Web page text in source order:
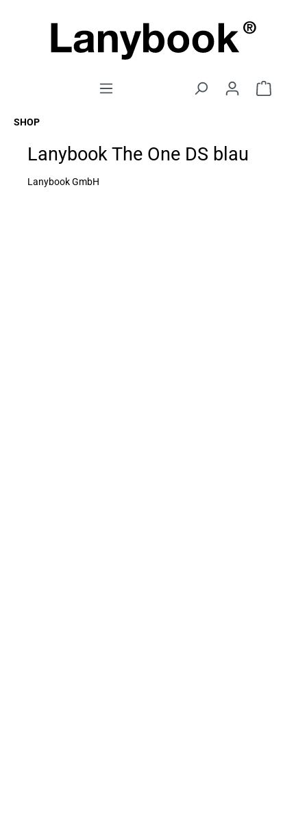
SHOP
Lanybook The One DS blau
Lanybook GmbH